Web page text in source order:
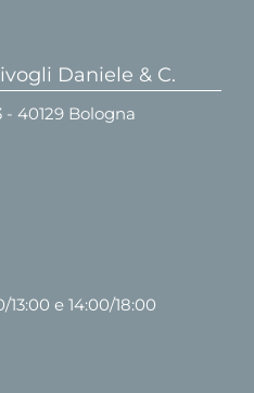
Daniele & C.
- 40129 Bologna
e 14:00/18:00